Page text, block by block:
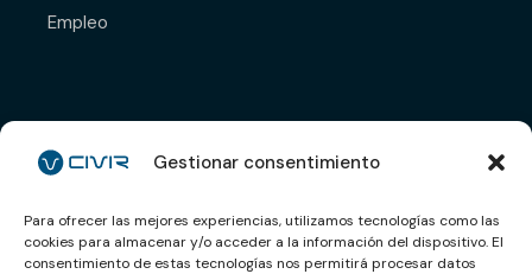
Gestionar consentimiento
Para ofrecer las mejores experiencias, utilizamos tecnologías como las
cookies para almacenar y/o acceder a la información del dispositivo. El
consentimiento de estas tecnologías nos permitirá procesar datos
Empleo
Déjanos tu CV y nos
pondremos en contacto
contigo.
Enviar CV